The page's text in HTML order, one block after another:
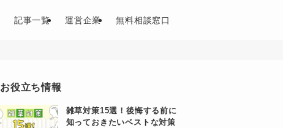
記事一覧 運営企業 無料相談窓口
お役立ち情報
雑草対策15選！後悔する前に
知っておきたいベストな対策